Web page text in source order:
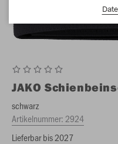
JAKO
schwarz
Artikelnummer: 2924
Lieferbar bis 2027